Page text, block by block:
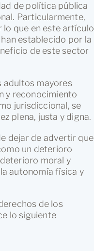
de política pública
Particularmente,
que en este artículo
establecido por la
de este sector
adultos mayores
y reconocimiento
jurisdiccional, se
plena, justa y digna.
dejar de advertir que
un deterioro
moral y
autonomía física y
de los
lo siguiente